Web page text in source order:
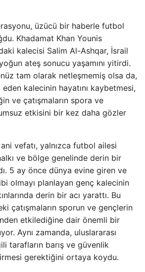
üzücü bir haberle futbol
Khadamat Khan Younis
kalecisi Salim Al-Ashqar, İsrail
ateş sonucu yaşamını yitirdi.
tam olarak netleşmemiş olsa da,
kalecinin hayatını kaybetmesi,
ve çatışmaların spora ve
etkisini bir kez daha gözler
ani vefatı, yalnızca futbol ailesi
ve bölge genelinde derin bir
5 ay önce dünya evine giren ve
olmayı planlayan genç kalecinin
derin bir acı yarattı. Bu
çatışmaların sporun ve gençlerin
etkilediğine dair önemli bir
Aynı zamanda, uluslararası
tarafların barış ve güvenlik
gerektiğini ortaya koydu.